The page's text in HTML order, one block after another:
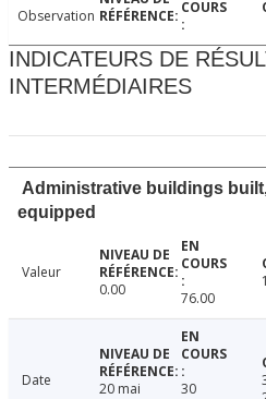
Observation
INDICATEURS DE
INTERMÉDIAIRES
Administrative buildings
equipped
Valeur
0.00
76.00
Date
20 mai
30